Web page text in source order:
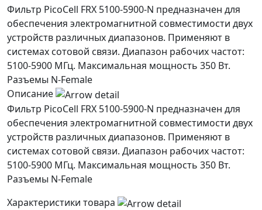
Фильтр PicoCell FRX 5100-5900-N предназначен для
обеспечения электромагнитной совместимости двух
устройств различных диапазонов. Применяют в
системах сотовой связи. Диапазон рабочих частот:
5100-5900 МГц. Максимальная мощность 350 Вт.
Разъемы N-Female
Описание
Фильтр PicoCell FRX 5100-5900-N предназначен для
обеспечения электромагнитной совместимости двух
устройств различных диапазонов. Применяют в
системах сотовой связи. Диапазон рабочих частот:
5100-5900 МГц. Максимальная мощность 350 Вт.
Разъемы N-Female
Характеристики товара